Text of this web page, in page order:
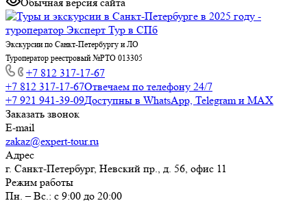
Экскурсии по Санкт-Петербургу и ЛО
Туроператор реестровый №РТО 013305
+7 812 317-17-67
+7 812 317-17-67Отвечаем по телефону 24/7
+7 921 941-39-09Доступны в WhatsApp, Telegram и MAX
Заказать звонок
E-mail
zakaz@expert-tour.ru
Адрес
г. Санкт-Петербург, Невский пр., д. 56, офис 11
Режим работы
Пн. – Вс.: с 9:00 до 20:00